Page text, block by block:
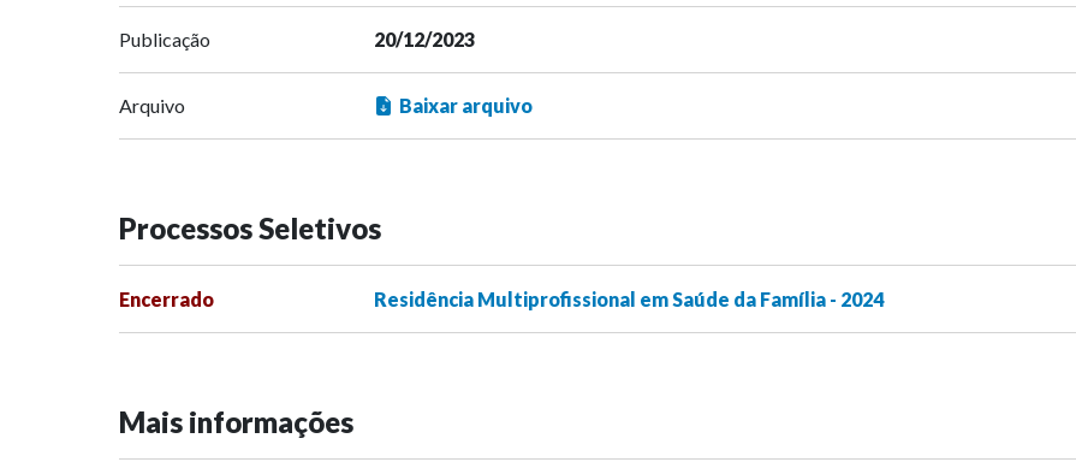
Publicação 20/12/2023
Arquivo Baixar arquivo
Processos Seletivos
Encerrado Residência Multiprofissional em Saúde da Família - 2024
Mais informações